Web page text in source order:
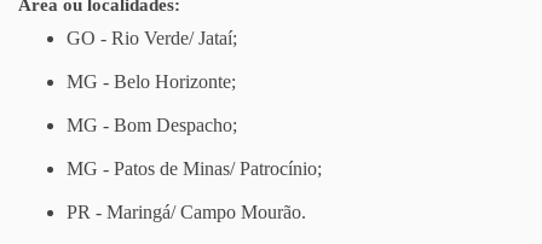
Área ou localidades:
GO - Rio Verde/ Jataí;
MG - Belo Horizonte;
MG - Bom Despacho;
MG - Patos de Minas/ Patrocínio;
PR - Maringá/ Campo Mourão.